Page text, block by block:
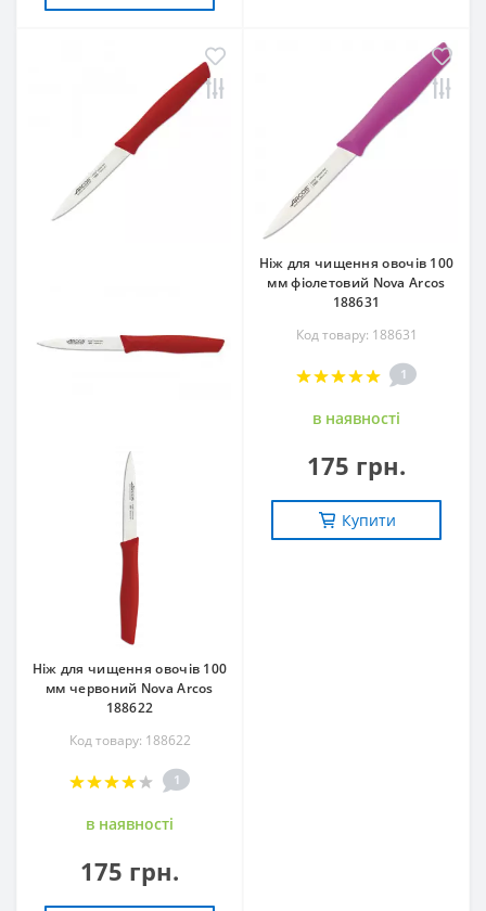
Ніж для чищення овочів 100
мм червоний Nova Arcos
188622
Код товару: 188622
1
в наявностi
175 грн.
Ніж для чищення овочів 100
мм фіолетовий Nova Arcos
188631
Код товару: 188631
1
в наявностi
175 грн.
Купити